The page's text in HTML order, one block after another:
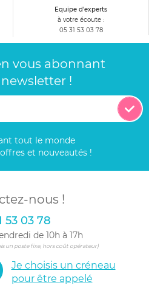
Equipe d'experts
à votre écoute :
05 31 53 03 78
vous abonnant
!
tout le monde
et nouveautés !
nous !
53 03 78
de 10h à 17h
un poste fixe, hors coût opérateur)
Je choisis un créneau
pour être appelé